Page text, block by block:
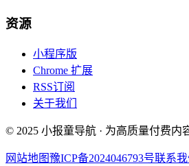
资源
小程序版
Chrome 扩展
RSS订阅
关于我们
© 2025 小报童导航 · 为高质量付费内
网站地图豫ICP备2024046793号联系我